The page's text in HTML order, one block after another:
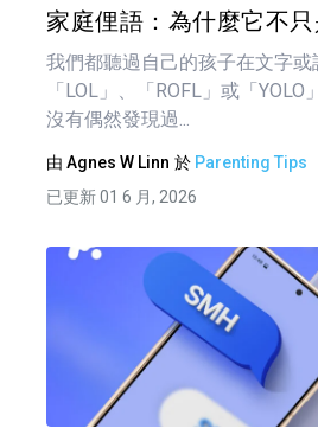
家庭俚語：為什麼它不
我們都聽過自己的孩子在文字或
「LOL」、「ROFL」或「
沒有偶然發現過...
由 Agnes W Linn 於 Parenting Tips
已更新 01 6 月, 2026